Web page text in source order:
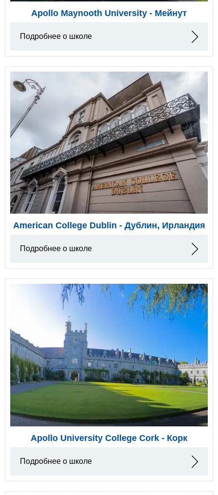
Apollo Maynooth University - Мейнут
Подробнее о школе
American College Dublin - Дублин, Ирландия
Подробнее о школе
Apollo University College Cork - Корк
Подробнее о школе